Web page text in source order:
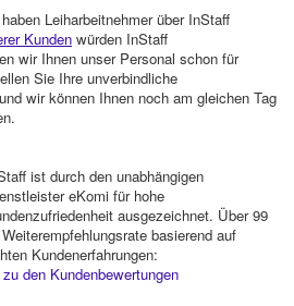
Leiharbeitnehmer über InStaff
Kunden würden InStaff
wir Ihnen unser Personal schon für
Sie Ihre unverbindliche
wir können Ihnen noch am gleichen Tag
ist durch den unabhängigen
eKomi für hohe
ausgezeichnet. Über 99
basierend auf
Kundenerfahrungen:
zu den Kundenbewertungen